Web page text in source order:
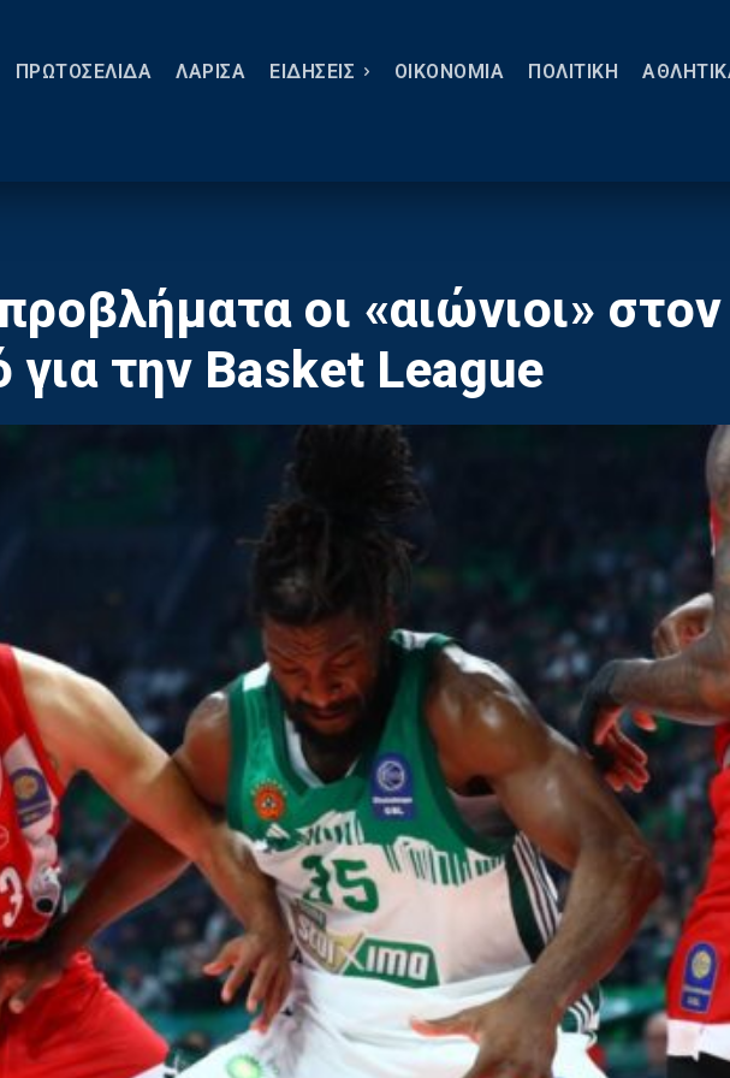
ΠΡΩΤΟΣΕΛΙΔΑ ΛΑΡΙΣΑ ΕΙΔΗΣΕΙΣ ΟΙΚΟΝΟΜΙΑ ΠΟΛΙΤΙΚΗ
οι «αιώνιοι»
την Basket League